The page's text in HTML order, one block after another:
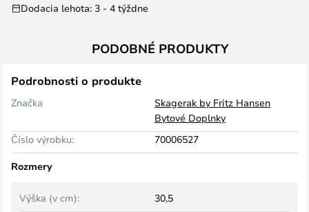
Dodacia lehota: 3 - 4 týždne
PODOBNÉ PRODUKTY
Podrobnosti o produkte
Značka
Skagerak by Fritz Hansen
Bytové Doplnky
Číslo výrobku:
70006527
Rozmery
Výška (v cm):
30,5